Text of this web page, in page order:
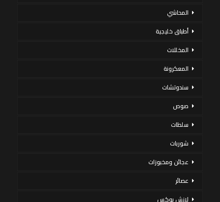
المحاشي
أطباق خليجية
المخللات
المعكرونة
سندوتشات
صوص
سلطات
شوربات
عجائن ومخبوزات
عصائر
لانش بوكس